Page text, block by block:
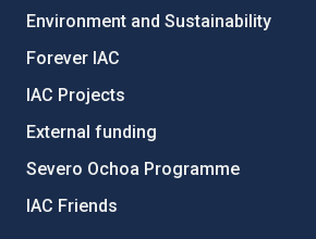
Environment and Sustainability
Forever IAC
IAC Projects
External funding
Severo Ochoa Programme
IAC Friends